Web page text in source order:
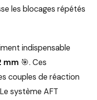
les blocages répétés
indispensable
mm 🎯. Ces
couples de réaction
système AFT